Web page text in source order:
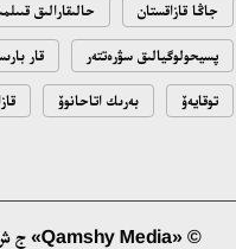
قازاقستان ۇقك: ۋاقىت سىن-
17:49، 13 شىلدە 2026
جاڭا قازاقستان حالىقارالىق
پسيحولوگيالىق سۋرەتتەر قار
توقايەۆ بەرىك اتاحانوۆ